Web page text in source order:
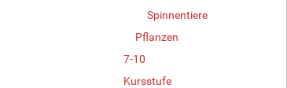
Spinnentiere
Pflanzen
7-10
Kursstufe